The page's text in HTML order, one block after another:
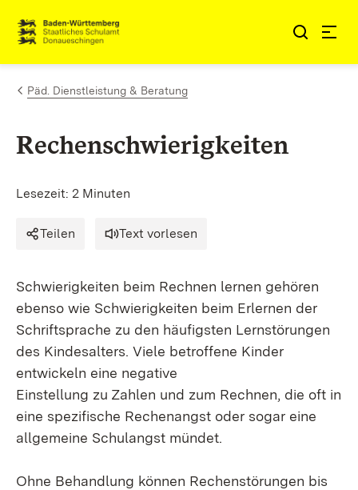
Zum Inhalt springen
Link zur Startseite
Päd. Dienstleistung & Beratung
Rechenschwierigkeiten
Lesezeit: 2 Minuten
Teilen Text vorlesen
Schwierigkeiten beim Rechnen lernen gehören
ebenso wie Schwierigkeiten beim Erlernen der
Schriftsprache zu den häufigsten Lernstörungen
des Kindesalters. Viele betroffene Kinder
entwickeln eine negative
Einstellung zu Zahlen und zum Rechnen, die oft in
eine spezifische Rechenangst oder sogar eine
allgemeine Schulangst mündet.
Ohne Behandlung können Rechenstörungen bis